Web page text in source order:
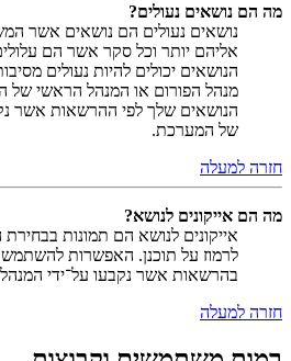
מה הם נושאים נעולים?
נושאים נעולים הם נושאים אשר
אליהם יותר וכל סקר אשר הם
הנושאים יכולים להיות נעולים
מנהל הפורום או המנהל הראשי של
הנושאים שלך לפי ההרשאות אשר
של המערכת.
חזרה למעלה
מה הם אייקונים לנושא?
אייקונים לנושא הם תמונות
לרמוז על תוכנן. האפשרות להשתמש
בהרשאות אשר נקבעו על־ידי
חזרה למעלה